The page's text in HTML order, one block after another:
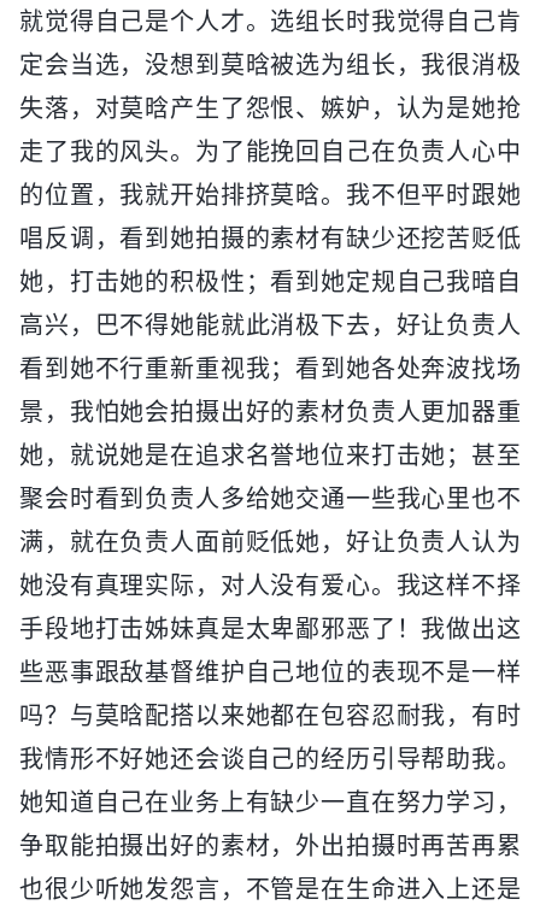
就觉得自己是个人才。选组长时我觉得自己肯
定会当选，没想到莫晗被选为组长，我很消极
失落，对莫晗产生了怨恨、嫉妒，认为是她抢
走了我的风头。为了能挽回自己在负责人心中
的位置，我就开始排挤莫晗。我不但平时跟她
唱反调，看到她拍摄的素材有缺少还挖苦贬低
她，打击她的积极性；看到她定规自己我暗自
高兴，巴不得她能就此消极下去，好让负责人
看到她不行重新重视我；看到她各处奔波找场
景，我怕她会拍摄出好的素材负责人更加器重
她，就说她是在追求名誉地位来打击她；甚至
聚会时看到负责人多给她交通一些我心里也不
满，就在负责人面前贬低她，好让负责人认为
她没有真理实际，对人没有爱心。我这样不择
手段地打击姊妹真是太卑鄙邪恶了！我做出这
些恶事跟敌基督维护自己地位的表现不是一样
吗？与莫晗配搭以来她都在包容忍耐我，有时
我情形不好她还会谈自己的经历引导帮助我。
她知道自己在业务上有缺少一直在努力学习，
争取能拍摄出好的素材，外出拍摄时再苦再累
也很少听她发怨言，不管是在生命进入上还是